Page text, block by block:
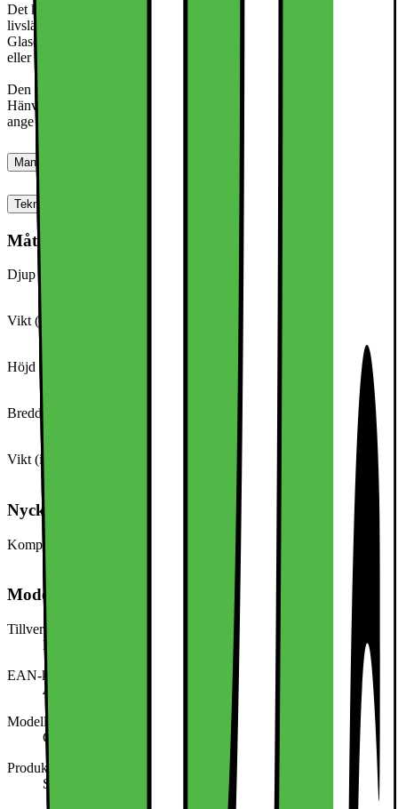
Det kristallklara skyddsglasets reptålighet förlänger skärmens
livslängd även vid fallolyckor.
Glaset är extremt tunt och hindrar varken telefonens användbarhet
eller ändrar bildkvaliteten.
Den erbjudna produkten är en tillbehörsprodukt från Cadorabo.
Hänvisningen till de märken som anges ovan görs endast för att
ange att den erbjudna produkten är avsedd som ett tillbehör.
Manualer, Nedladdningar, Reklamation & Support
Teknisk specifikation
Mått & vikt
Djup (cm)
Vikt (g)
Höjd (cm)
Bredd (cm)
16.28
Vikt (inkl. emballage)
100,0 g
Nyckelspecifikation
Kompatibel med (modell/serie)
Google Pixel 9 Pro XL
Modellbeskrivning
Tillverkarens artikelnummer
DE-212695
EAN-kod
4063758895331
Modellnamn
Cadorabo DE-212695
Produkttyp
Skärmskydd för mobiltelefoner